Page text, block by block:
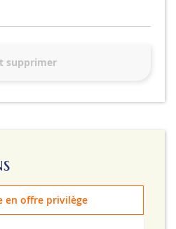
en offre privilège
supprimer